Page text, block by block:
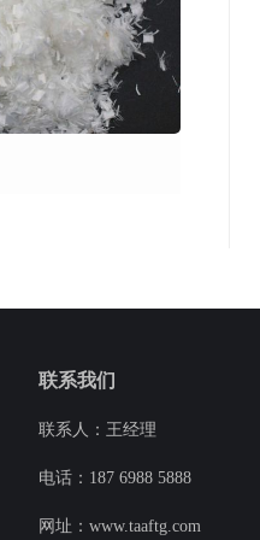
联系我们
联系人：王经理
电话：187 6988 5888
网址：www.taaftg.com